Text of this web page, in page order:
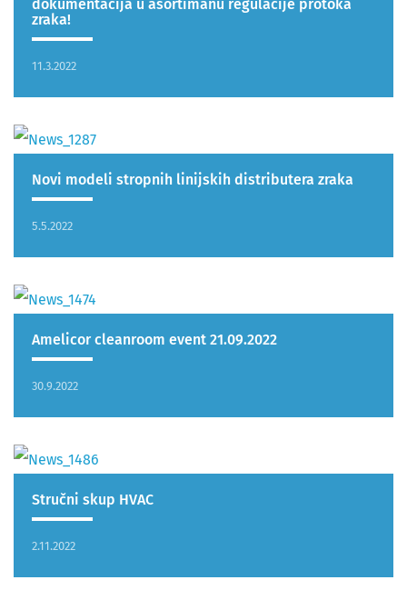
zraka!
11.3.2022
Novi modeli stropnih linijskih distributera zraka
5.5.2022
Amelicor cleanroom event 21.09.2022
30.9.2022
Stručni skup HVAC
2.11.2022